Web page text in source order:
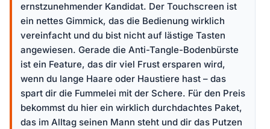
ernstzunehmender Kandidat. Der Touchscreen ist
ein nettes Gimmick, das die Bedienung wirklich
vereinfacht und du bist nicht auf lästige Tasten
angewiesen. Gerade die Anti-Tangle-Bodenbürste
ist ein Feature, das dir viel Frust ersparen wird,
wenn du lange Haare oder Haustiere hast – das
spart dir die Fummelei mit der Schere. Für den Preis
bekommst du hier ein wirklich durchdachtes Paket,
das im Alltag seinen Mann steht und dir das Putzen